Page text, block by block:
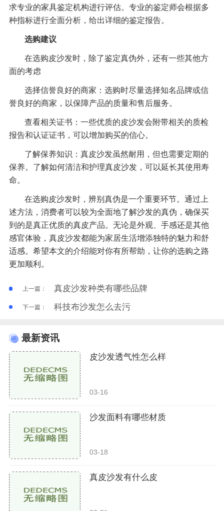
求专业的家具鉴定机构进行评估。专业的鉴定师会根据多
种指标进行全面分析，给出详细的鉴定报告。
选购建议
在选购皮沙发时，除了鉴定真伪外，还有一些其他方
面的考虑
选择信誉良好的商家：选购时尽量选择知名品牌或信
誉良好的商家，以保障产品的质量和售后服务。
查看相关证书：一些优质的皮沙发会附带相关的质检
报告和认证证书，可以增加购买的信心。
了解保养知识：真皮沙发虽然耐用，但也需要定期的
保养。了解如何清洁和护理真皮沙发，可以延长其使用寿
命。
在选购皮沙发时，辨别真伪是一个重要环节。通过上
述方法，消费者可以较为全面地了解沙发的真伪，确保买
到的是真正优质的真皮产品。无论是外观、手感还是其他
感官体验，真皮沙发都能为家居生活增添独特的魅力和舒
适感。希望本文的介绍能对你有所帮助，让你的选购之路
更加顺利。
上一篇： 真皮沙发种类有哪些品牌
下一篇： 科技布沙发怎么去污
最新资讯
皮沙发透气性怎么样
03-16
沙发面料有哪些材质
03-18
真皮沙发有什么皮